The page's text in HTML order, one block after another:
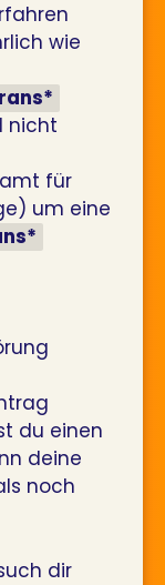
wie
nicht
für
um eine
du einen
deine
noch
dir